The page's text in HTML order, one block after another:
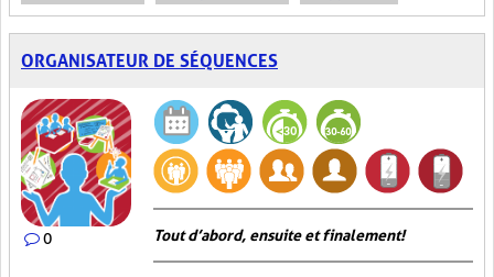
ORGANISATEUR DE SÉQUENCES
0 Tout d’abord, ensuite et finalement!